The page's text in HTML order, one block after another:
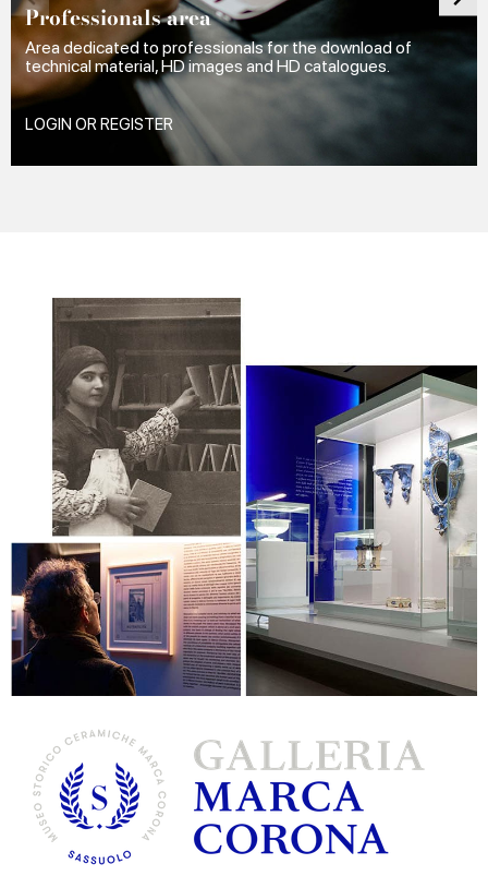
Professionals area
Area dedicated to professionals for the download of
technical material, HD images and HD catalogues.
LOGIN OR REGISTER